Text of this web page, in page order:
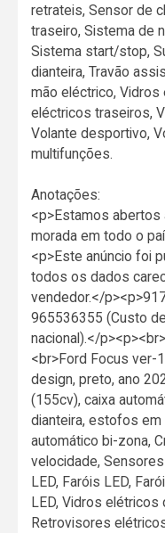
retrateis, Sensor de
traseiro, Sistema de
Sistema start/stop,
dianteira, Travão
mão eléctrico,
eléctricos traseiros,
Volante desportivo,
multifunções.
Anotações:
<p>Estamos abertos
morada em todo o
<p>Este anúncio foi
todos os dados
vendedor.</
965536355 (Custo
nacional).</
<br>Ford Focus
design, preto, ano
(155cv), caixa
dianteira, estofos em
automático bi-zona,
velocidade,
LED, Faróis LED,
LED, Vidros
Retrovisores